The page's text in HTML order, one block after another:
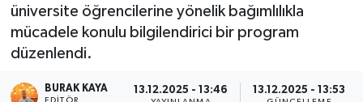
üniversite öğrencilerine yönelik bağımlılıkla
mücadele konulu bilgilendirici bir program
düzenlendi.
BURAK KAYA
EDITÖR
13.12.2025 - 13:46 13.12.2025 - 13:53